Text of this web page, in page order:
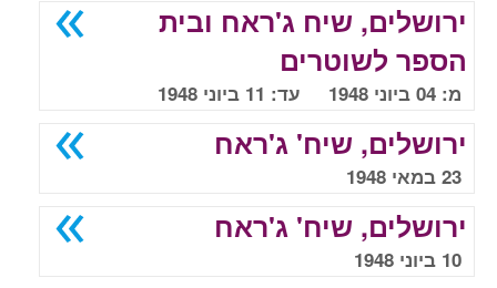
ירושלים, שיח ג'ראח ובית
הספר לשוטרים
מ: 04 ביוני 1948 עד: 11 ביוני 1948
ירושלים, שיח' ג'ראח
23 במאי 1948
ירושלים, שיח' ג'ראח
10 ביוני 1948